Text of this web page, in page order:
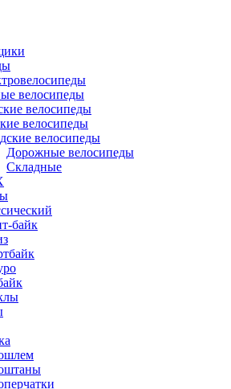
велосипеды
велосипеды
велосипеды
велосипеды
Дорожные велосипеды
Складные
байк